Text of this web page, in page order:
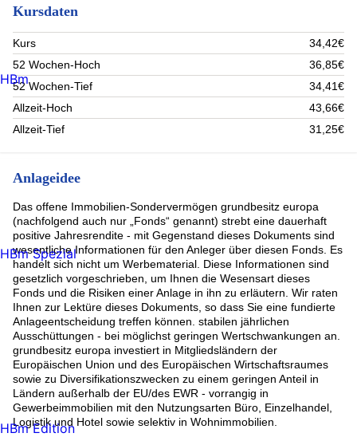
Kursdaten
Kurs
34,42€
52 Wochen-Hoch
36,85€
52 Wochen-Tief
34,41€
Allzeit-Hoch
43,66€
Allzeit-Tief
31,25€
Anlageidee
Das offene Immobilien-Sondervermögen grundbesitz europa
(nachfolgend auch nur „Fonds“ genannt) strebt eine dauerhaft
positive Jahresrendite - mit Gegenstand dieses Dokuments sind
wesentliche Informationen für den Anleger über diesen Fonds. Es
handelt sich nicht um Werbematerial. Diese Informationen sind
gesetzlich vorgeschrieben, um Ihnen die Wesensart dieses
Fonds und die Risiken einer Anlage in ihn zu erläutern. Wir raten
Ihnen zur Lektüre dieses Dokuments, so dass Sie eine fundierte
Anlageentscheidung treffen können. stabilen jährlichen
Ausschüttungen - bei möglichst geringen Wertschwankungen an.
grundbesitz europa investiert in Mitgliedsländern der
Europäischen Union und des Europäischen Wirtschaftsraumes
sowie zu Diversifikationszwecken zu einem geringen Anteil in
Ländern außerhalb der EU/des EWR - vorrangig in
Gewerbeimmobilien mit den Nutzungsarten Büro, Einzelhandel,
Logistik und Hotel sowie selektiv in Wohnimmobilien.
HBm
HBm Spezial
HBm Edition